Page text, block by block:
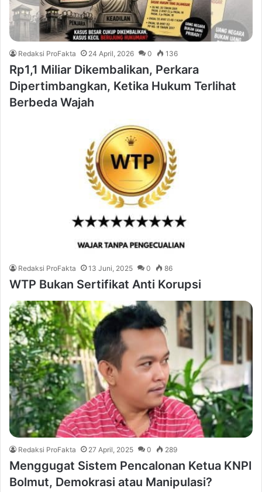
Redaksi ProFakta 24 April, 2026 0 136
Rp1,1 Miliar Dikembalikan, Perkara
Dipertimbangkan, Ketika Hukum Terlihat
Berbeda Wajah
Redaksi ProFakta 13 Juni, 2025 0 86
WTP Bukan Sertifikat Anti Korupsi
Redaksi ProFakta 27 April, 2025 0 289
Menggugat Sistem Pencalonan Ketua KNPI
Bolmut, Demokrasi atau Manipulasi?